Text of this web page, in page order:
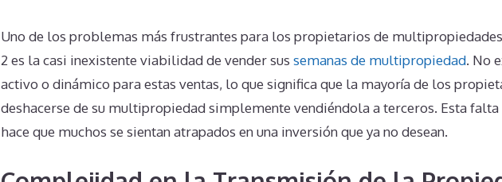
Uno de los problemas más frustrantes para los propietarios de multipropiedades
2 es la casi inexistente viabilidad de vender sus semanas de multipropiedad. No
activo o dinámico para estas ventas, lo que significa que la mayoría de los
deshacerse de su multipropiedad simplemente vendiéndola a terceros. Esta falta
hace que muchos se sientan atrapados en una inversión que ya no desean.